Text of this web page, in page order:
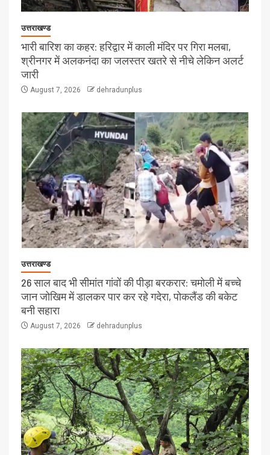
उत्तराखण्ड
भारी बारिश का कहर: हरिद्वार में काली मंदिर पर गिरा मलबा,
श्रीनगर में अलकनंदा का जलस्तर खतरे से नीचे लेकिन अलर्ट
जारी
August 7, 2026 dehradunplus
उत्तराखण्ड
26 साल बाद भी सीमांत गांवों की पीड़ा बरकरार: चमोली में बच्चे
जान जोखिम में डालकर पार कर रहे गदेरा, पोकलैंड की बकेट
बनी सहारा
August 7, 2026 dehradunplus